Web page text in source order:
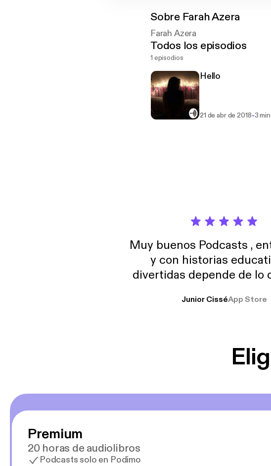
Sobre Farah Azera
Farah Azera
Todos los episodios
1 episodios
Hello
21 de abr de 2018-3 min
Muy buenos Podcasts ,
y con historias
divertidas depende de lo
trabajo ya que estoy
Junior CisséApp Store
Premium
20 horas de audiolibros
Podcasts solo en Podimo